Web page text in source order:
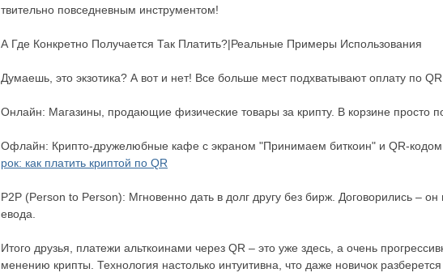
твительно повседневным инструментом!
А Где Конкретно Получается Так Платить?|Реальные Примеры Использования
Думаешь, это экзотика? А вот и нет! Все больше мест подхватывают оплату по
Онлайн: Магазины, продающие физические товары за крипту. В корзине просто
Офлайн: Крипто-дружелюбные кафе с экраном "Принимаем биткоин" и QR-
рок: как платить криптой по QR
P2P (Person to Person): Мгновенно дать в долг другу без бирж. Договорились –
евода.
Итого друзья, платежи альткоинами через QR – это уже здесь, а очень
менению крипты. Технология настолько интуитивна, что даже новичок